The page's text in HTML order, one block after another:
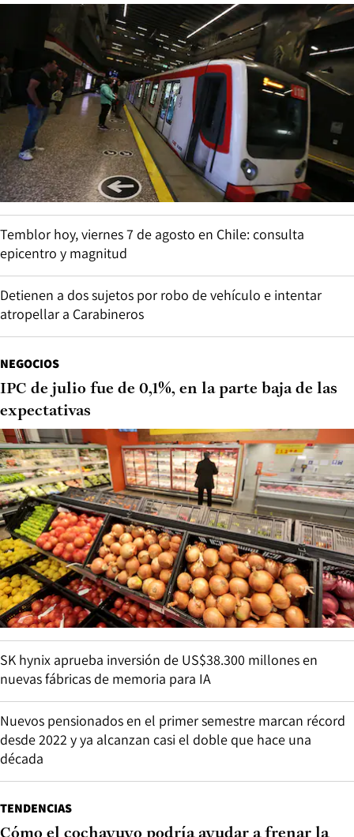
Temblor hoy, viernes 7 de agosto en Chile: consulta
epicentro y magnitud
Detienen a dos sujetos por robo de vehículo e intentar
atropellar a Carabineros
NEGOCIOS
IPC de julio fue de 0,1%, en la parte baja de las
expectativas
SK hynix aprueba inversión de US$38.300 millones en
nuevas fábricas de memoria para IA
Nuevos pensionados en el primer semestre marcan récord
desde 2022 y ya alcanzan casi el doble que hace una
década
TENDENCIAS